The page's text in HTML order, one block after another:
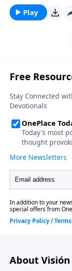
joven de
años,
motivado,
entusiasmo
amor por Dios y
en un gran
de su vida,
Play
About